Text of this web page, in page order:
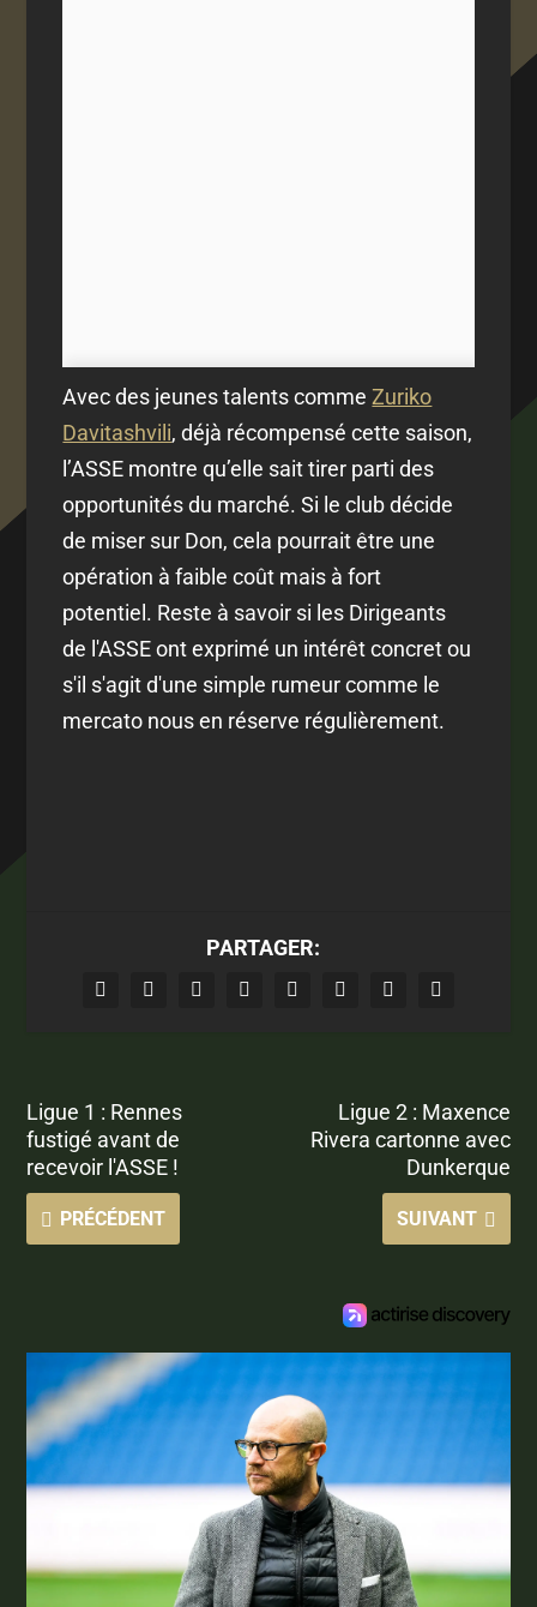
Avec des jeunes talents commeZuriko
Davitashvili, déjà récompensé cette saison,
l’ASSE montre qu’elle sait tirer parti des
opportunités du marché. Si le club décide
de miser sur Don, cela pourrait être une
opération à faible coût mais à fort
potentiel. Reste à savoir si les Dirigeants
de l'ASSE ont exprimé un intérêt concret ou
s'il s'agit d'une simple rumeur comme le
mercato nous en réserve régulièrement.
PARTAGER:
Ligue 1 : Rennes
fustigé avant de
recevoir l'ASSE !
PRÉCÉDENT
Ligue 2 : Maxence
Rivera cartonne avec
Dunkerque
SUIVANT